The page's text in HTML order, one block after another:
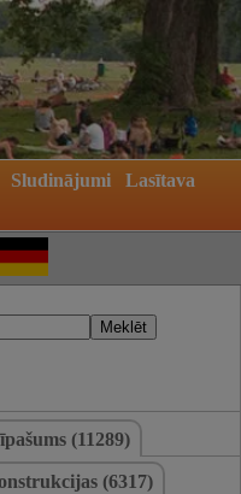
Sludinājumi
Lasītava
(11289)
(6317)